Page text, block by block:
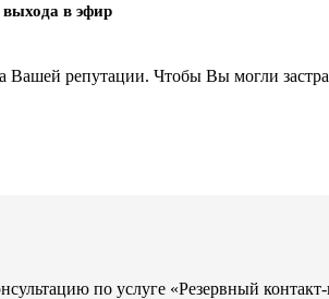
в эфир
Вашей репутации. Чтобы Вы могли
по услуге «Резервный